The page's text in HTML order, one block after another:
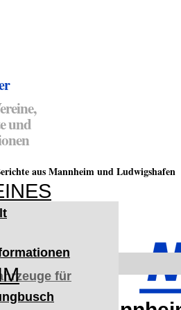
und
aus Mannheim und Ludwigshafen
für
Czernowitz